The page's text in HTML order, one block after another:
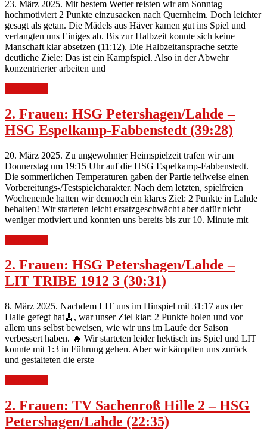
23. März 2025. Mit bestem Wetter reisten wir am Sonntag
hochmotiviert 2 Punkte einzusacken nach Quernheim. Doch leichter
gesagt als getan. Die Mädels aus Häver kamen gut ins Spiel und
verlangten uns Einiges ab. Bis zur Halbzeit konnte sich keine
Manschaft klar absetzen (11:12). Die Halbzeitansprache setzte
deutliche Ziele: Das ist ein Kampfspiel. Also in der Abwehr
konzentrierter arbeiten und
2. Frauen: HSG Petershagen/Lahde –
HSG Espelkamp-Fabbenstedt (39:28)
20. März 2025. Zu ungewohnter Heimspielzeit trafen wir am
Donnerstag um 19:15 Uhr auf die HSG Espelkamp-Fabbenstedt.
Die sommerlichen Temperaturen gaben der Partie teilweise einen
Vorbereitungs-/Testspielcharakter. Nach dem letzten, spielfreien
Wochenende hatten wir dennoch ein klares Ziel: 2 Punkte in Lahde
behalten! Wir starteten leicht ersatzgeschwächt aber dafür nicht
weniger motiviert und konnten uns bereits bis zur 10. Minute mit
2. Frauen: HSG Petershagen/Lahde –
LIT TRIBE 1912 3 (30:31)
8. März 2025. Nachdem LIT uns im Hinspiel mit 31:17 aus der
Halle gefegt hat🧹, war unser Ziel klar: 2 Punkte holen und vor
allem uns selbst beweisen, wie wir uns im Laufe der Saison
verbessert haben. 🔥 Wir starteten leider hektisch ins Spiel und LIT
konnte mit 1:3 in Führung gehen. Aber wir kämpften uns zurück
und gestalteten die erste
2. Frauen: TV Sachenroß Hille 2 – HSG
Petershagen/Lahde (22:35)